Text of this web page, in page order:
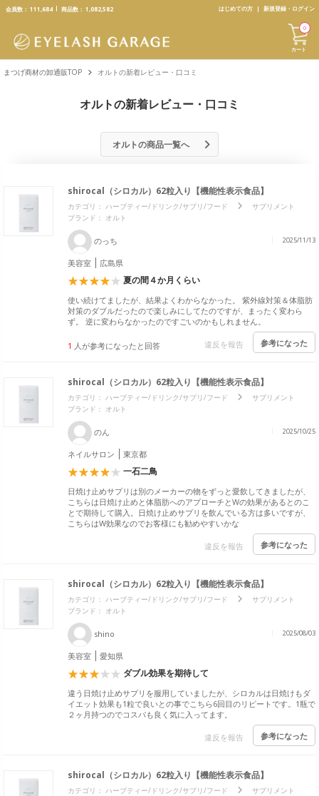
text.skipToContent
text.skipToNavigation
会員数： 111,684 商品数： 1,082,582 はじめての方 新規登録・ログイン
カート
0
まつげ商材の卸通販TOP オルトの新着レビュー・口コミ
オルトの新着レビュー・口コミ
オルトの商品一覧へ
shirocal（シロカル）62粒入り【機能性表示食品】
カテゴリ： ハーブティー/ドリンク/サプリ/フード
サプリメント
ブランド： オルト
のっち 2025/11/13
美容室 広島県
夏の間４か月くらい
使い続けてましたが、結果よくわからなかった。 紫外線対策＆体脂肪
対策のダブルだったので楽しみにしてたのですが、まったく変わら
ず。 逆に変わらなかったのですごいのかもしれません。
1 人が参考になったと回答 違反を報告 参考になった
shirocal（シロカル）62粒入り【機能性表示食品】
カテゴリ： ハーブティー/ドリンク/サプリ/フード
サプリメント
ブランド： オルト
のん 2025/10/25
ネイルサロン 東京都
一石二鳥
日焼け止めサプリは別のメーカーの物をずっと愛飲してきましたが、
こちらは日焼け止めと体脂肪へのアプローチとWの効果があるとのこ
とで期待して購入。日焼け止めサプリを飲んでいる方は多いですが、
こちらはW効果なのでお客様にも勧めやすいかな
違反を報告 参考になった
shirocal（シロカル）62粒入り【機能性表示食品】
カテゴリ： ハーブティー/ドリンク/サプリ/フード
サプリメント
ブランド： オルト
shino 2025/08/03
美容室 愛知県
ダブル効果を期待して
違う日焼け止めサプリを服用していましたが、シロカルは日焼けもダ
イエット効果も1粒で良いとの事でこちら6回目のリピートです。1瓶で
２ヶ月持つのでコスパも良く気に入ってます。
違反を報告 参考になった
shirocal（シロカル）62粒入り【機能性表示食品】
カテゴリ： ハーブティー/ドリンク/サプリ/フード
サプリメント